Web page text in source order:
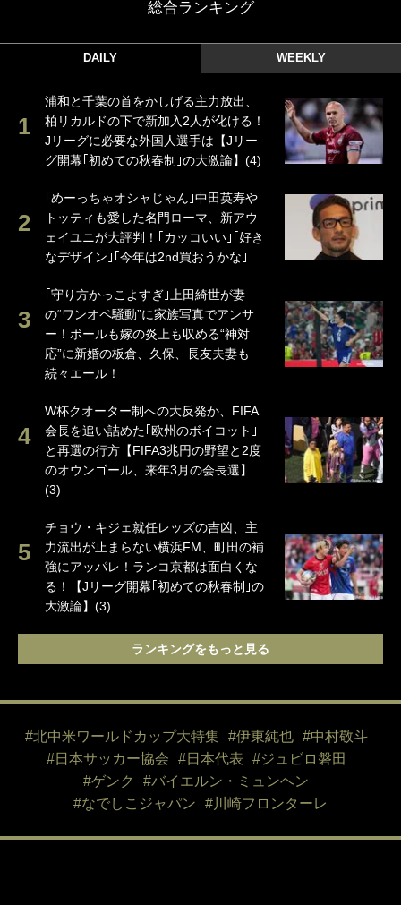
総合ランキング
DAILY WEEKLY
浦和と千葉の首をかしげる主力放出、
柏リカルドの下で新加入2人が化ける！
Jリーグに必要な外国人選手は【Jリー
グ開幕｢初めての秋春制｣の大激論】(4)
｢めーっちゃオシャじゃん｣中田英寿や
トッティも愛した名門ローマ、新アウ
ェイユニが大評判！｢カッコいい｣｢好き
なデザイン｣｢今年は2nd買おうかな｣
｢守り方かっこよすぎ｣上田綺世が妻
の“ワンオペ騒動”に家族写真でアンサ
ー！ボールも嫁の炎上も収める“神対
応”に新婚の板倉、久保、長友夫妻も
続々エール！
W杯クオーター制への大反発か、FIFA
会長を追い詰めた｢欧州のボイコット｣
と再選の行方【FIFA3兆円の野望と2度
のオウンゴール、来年3月の会長選】
(3)
チョウ・キジェ就任レッズの吉凶、主
力流出が止まらない横浜FM、町田の補
強にアッパレ！ランコ京都は面白くな
る！【Jリーグ開幕｢初めての秋春制｣の
大激論】(3)
ランキングをもっと見る
#北中米ワールドカップ大特集 #伊東純也
#中村敬斗
#日本サッカー協会
#日本代表
#ジュビロ磐田
#ゲンク
#バイエルン・ミュンヘン
#なでしこジャパン
#川崎フロンターレ